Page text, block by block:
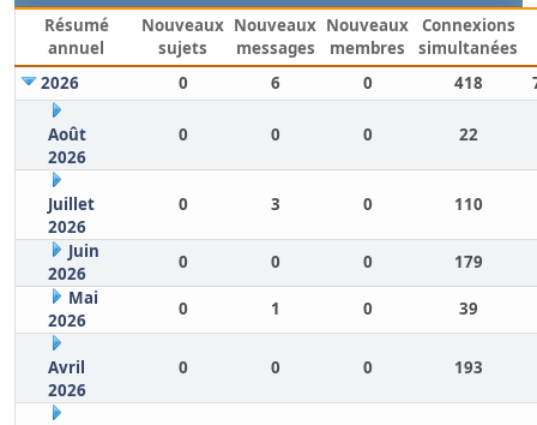
Résumé
annuel
Nouveaux
sujets
Nouveaux
messages
Nouveaux
membres
Connexions
simultanées
2026
0 6 0 418
Août
2026
0 0 0 22
Juillet
2026
0 3 0 110
Juin
2026
0 0 0
179
Mai
2026
0 1 0 39
Avril
2026
0 0 0 193